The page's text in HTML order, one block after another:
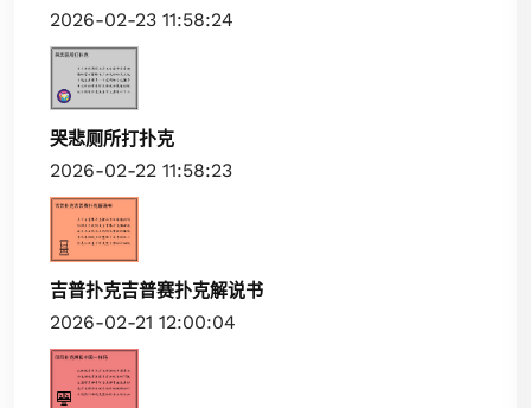
2026-02-23 11:58:24
哭悲厕所打扑克
2026-02-22 11:58:23
吉普扑克吉普赛扑克解说书
2026-02-21 12:00:04